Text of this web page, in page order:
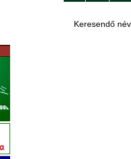
Keresendő